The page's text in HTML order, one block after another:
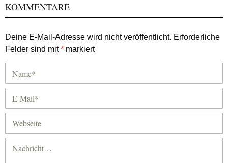
KOMMENTARE
Deine E-Mail-Adresse wird nicht veröffentlicht. Erforderliche
Felder sind mit* markiert